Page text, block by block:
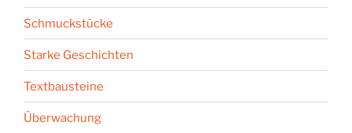
Schmuckstücke
Starke Geschichten
Textbausteine
Überwachung